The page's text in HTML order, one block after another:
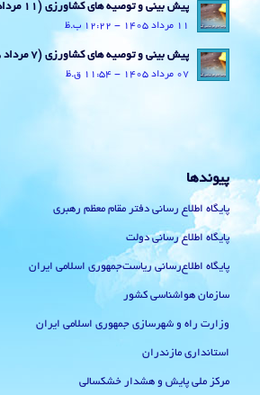
پیش بینی و توصیه های کشاورزی (11 مرداد ۱۴۰۵)
11 مرداد 1405 - 12:22 ب.ظ
پیش بینی و توصیه های کشاورزی (7 مرداد ۱۴۰۵)
07 مرداد 1405 - 11:54 ق.ظ
پیوندها
پایگاه اطلاع رسانی دفتر مقام معظم رهبری
پایگاه اطلاع رسانی دولت
پایگاه اطلاع‌رسانی ریاست‌جمهوری اسلامی ایران
سازمان هواشناسی کشور
وزارت راه و شهرسازی جمهوری اسلامی ایران
استانداری مازندران
مرکز ملی پایش و هشدار خشکسالی